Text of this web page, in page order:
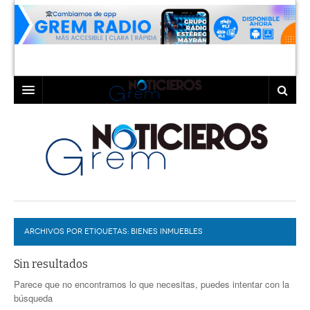
LAGUNA
TORREÓN
GÓMEZ PALACIO
LERDO
COAHUILA
DURANGO
DEPORTES
PROGRAMAS
EXA
COLABORADORES
ARCHIVOS POR ETIQUETAS: BIENES INMUEBLES
Sin resultados
Parece que no encontramos lo que necesitas, puedes intentar con la
búsqueda